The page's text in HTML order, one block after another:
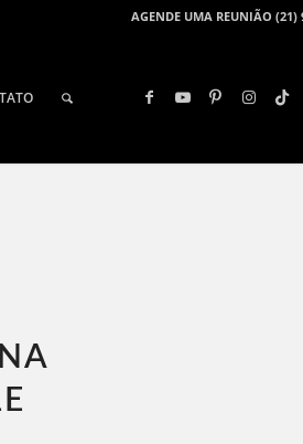
AGENDE UMA REUNIÃO (21)